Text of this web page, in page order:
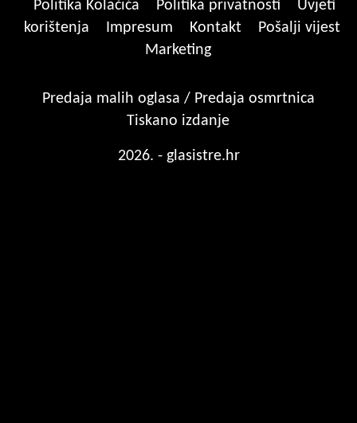
Politika Kolačića Politika privatnosti
Uvjeti
korištenja
Impresum Kontakt
Pošalji vijest
Marketing
Predaja malih oglasa / Predaja osmrtnica
Tiskano izdanje
2026. - glasistre.hr